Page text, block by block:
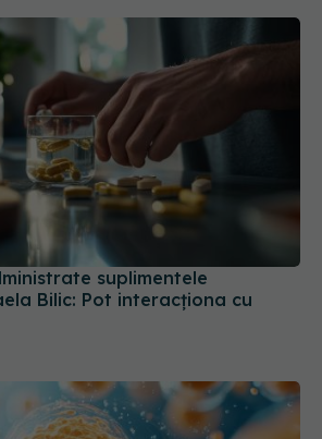
suplimentele
Bilic: Pot interacționa cu